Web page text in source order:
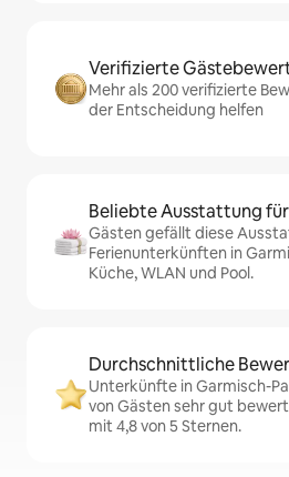
Verifizierte
Mehr als 200 verifizierte
der Entscheidung helfen
Beliebte Ausstattung
Gästen gefällt diese
Ferienunterkünften in
Küche, WLAN und Pool.
Durchschnittliche
Unterkünfte in Garmisch-
von Gästen sehr gut
mit 4,8 von 5 Sternen.